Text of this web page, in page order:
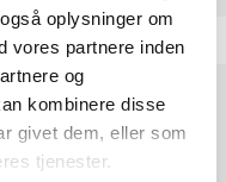
oplysninger om
vores partnere inden
og
kombinere disse
givet dem, eller som
tjenester.
Mix byder på en
med et intenst
fyld. Blandingen